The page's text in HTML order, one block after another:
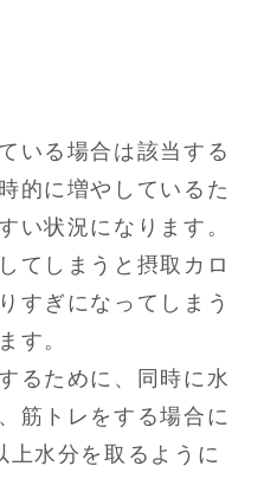
いる場合は該当する
的に増やしているた
い状況になります。
てしまうと摂取カロ
すぎになってしまう
す。
るために、同時に水
筋トレをする場合に
上水分を取るように